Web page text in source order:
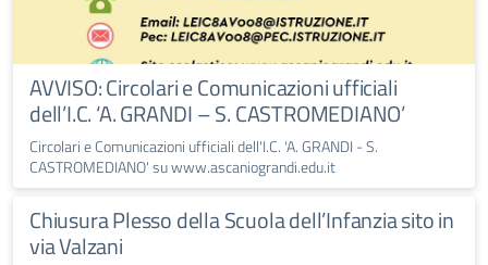
AVVISO: Circolari e Comunicazioni ufficiali
dell’I.C. ‘A. GRANDI – S. CASTROMEDIANO’
Circolari e Comunicazioni ufficiali dell'I.C. 'A. GRANDI - S.
CASTROMEDIANO' su www.ascaniograndi.edu.it
Chiusura Plesso della Scuola dell’Infanzia sito in
via Valzani